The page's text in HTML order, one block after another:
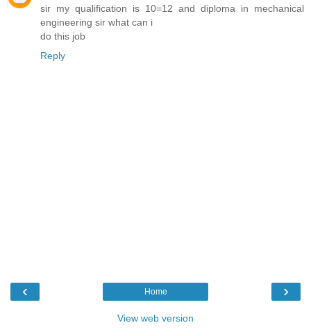
sir my qualification is 10=12 and diploma in mechanical
engineering sir what can i
do this job
Reply
‹ ›
Home
View web version